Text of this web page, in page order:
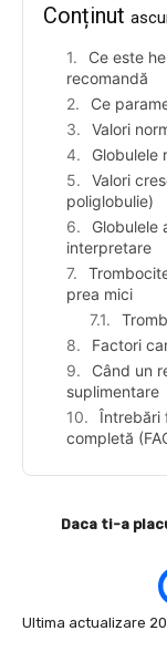
Conținut
Ce este
recomandă
Ce
Valori
Globulele
Valori
poliglobulie)
Globulele
interpretare
prea mici
Factori
Când un
suplimentare
Întrebări
completă
Daca ti-a
Ultima actualizare